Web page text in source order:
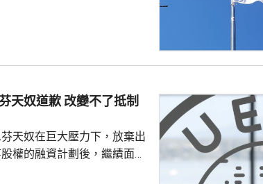
擊訓練、前往集結地點途中
安全疏散，南韓軍方和消防
因。
天奴道歉 改變不了抵制
天奴在巨大壓力下，放棄出
權的融資計劃後，繼績面臨